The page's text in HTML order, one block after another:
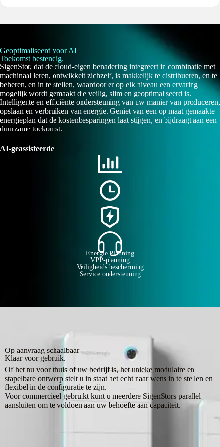
Geoptimaliseerd voor AI
Toekomst bestendig.
SigenStor, dat de cloud-eigen benadering integreert in combinatie met
machinaal leren, ontwikkelt zichzelf, is makkelijk te distribueren, en te
beheren, en in te stellen, waardoor er op elk niveau een ervaring
mogelijk wordt gemaakt die veilig, slim en geoptimaliseerd is.
Intelligente en efficiënte ondersteuning van uw manier van produceren,
opslaan en verbruiken van energie. Geniet van een op maat gemaakte
energieplan dat de kostenbesparingen laat stijgen, en bijdraagt aan een
duurzame toekomst.
AI-geassisteerde
Energie Planning
VPP-planning
Veiligheids bescherming
Service ondersteuning
Op aanvraag schaalbaar
Klaar voor gebruik.
Of het nu voor thuis of uw bedrijf is, het unieke modulaire en
stapelbare ontwerp stelt u in staat het echt naar wens in te stellen en
flexibel in de configuratie te zijn.
Voor commercieel gebruikt kunt u meerdere SigenStors parallel
aansluiten om te voldoen aan uw behoefte aan capaciteit.